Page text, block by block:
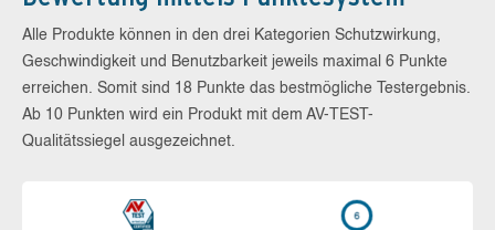
Alle Produkte können in den drei Kategorien Schutzwirkung,
Geschwindigkeit und Benutzbarkeit jeweils maximal 6 Punkte
erreichen. Somit sind 18 Punkte das bestmögliche Testergebnis.
Ab 10 Punkten wird ein Produkt mit dem AV-TEST-
Qualitätssiegel ausgezeichnet.